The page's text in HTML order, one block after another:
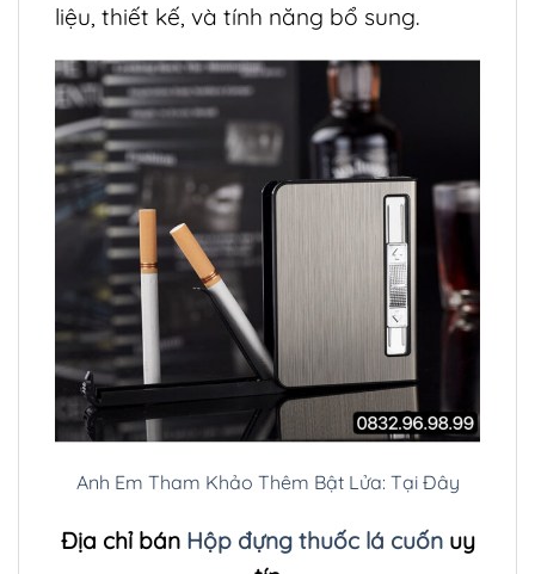
liệu, thiết kế, và tính năng bổ sung.
Anh Em Tham Khảo Thêm Bật Lửa: Tại Đây
Địa chỉ bán Hộp đựng thuốc lá cuốnuy